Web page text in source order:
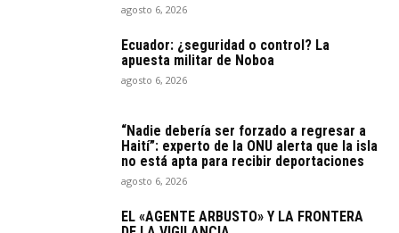
agosto 6, 2026
Ecuador: ¿seguridad o control? La
apuesta militar de Noboa
agosto 6, 2026
“Nadie debería ser forzado a regresar a
Haití”: experto de la ONU alerta que la isla
no está apta para recibir deportaciones
agosto 6, 2026
EL «AGENTE ARBUSTO» Y LA FRONTERA